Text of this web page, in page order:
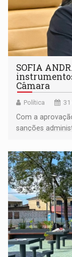
SOFIA
Câmara
Política 31
Com a
sanções
da infração